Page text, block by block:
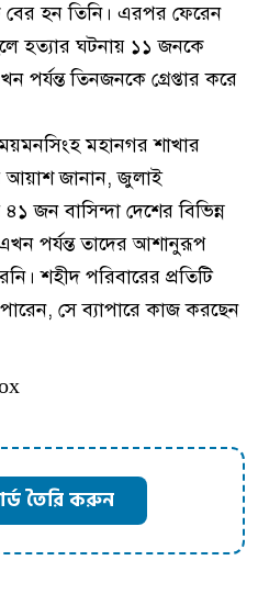
বের হন তিনি। এরপর ফেরেন
হত্যার ঘটনায় ১১ জনকে
তিনজনকে গ্রেপ্তার করে
মহানগর শাখার
আয়াশ জানান, জুলাই
জন বাসিন্দা দেশের বিভিন্ন
এখন পর্যন্ত তাদের আশানুরূপ
শহীদ পরিবারের প্রতিটি
সে ব্যাপারে কাজ করছেন
তৈরি করুন